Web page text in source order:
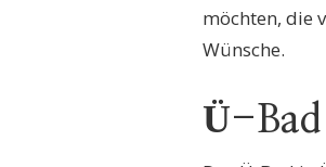
möchten, die
Wünsche.
Ü-Bad